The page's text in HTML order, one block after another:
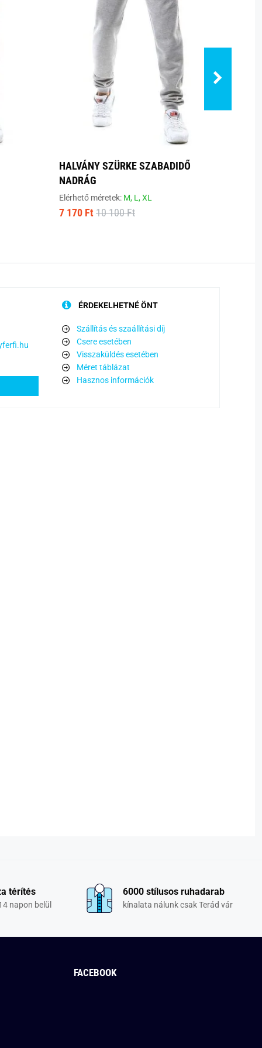
HALVÁNY SZÜRKE SZABADIDŐ
NADRÁG
Elérhető méretek: M, L,XL
7 170 Ft 10 100 Ft
ÉRDEKELHETNÉ ÖNT
Szállítás és szaállítási díj
Csere esetében
Visszaküldés esetében
Méret táblázat
Hasznos információk
térítés
napon belül
6000 stílusos ruhadarab
kínalata nálunk csak Terád vár
FACEBOOK